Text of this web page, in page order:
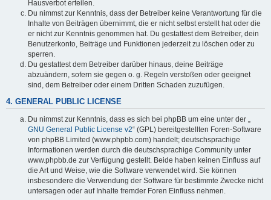
Hausverbot erteilen.
Du nimmst zur Kenntnis, dass der Betreiber keine Verantwortung für die
Inhalte von Beiträgen übernimmt, die er nicht selbst erstellt hat oder die
er nicht zur Kenntnis genommen hat. Du gestattest dem Betreiber, dein
Benutzerkonto, Beiträge und Funktionen jederzeit zu löschen oder zu
sperren.
Du gestattest dem Betreiber darüber hinaus, deine Beiträge
abzuändern, sofern sie gegen o. g. Regeln verstoßen oder geeignet
sind, dem Betreiber oder einem Dritten Schaden zuzufügen.
4. GENERAL PUBLIC LICENSE
Du nimmst zur Kenntnis, dass es sich bei phpBB um eine unter der „
GNU General Public License v2“ (GPL) bereitgestellten Foren-Software
von phpBB Limited (www.phpbb.com) handelt; deutschsprachige
Informationen werden durch die deutschsprachige Community unter
www.phpbb.de zur Verfügung gestellt. Beide haben keinen Einfluss auf
die Art und Weise, wie die Software verwendet wird. Sie können
insbesondere die Verwendung der Software für bestimmte Zwecke nicht
untersagen oder auf Inhalte fremder Foren Einfluss nehmen.